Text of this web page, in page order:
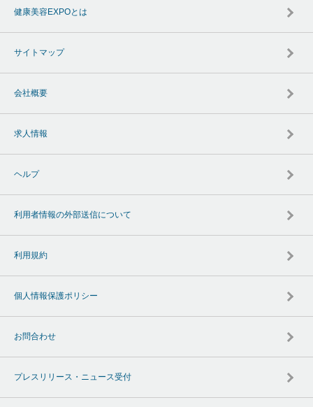
健康美容EXPOとは
サイトマップ
会社概要
求人情報
ヘルプ
利用者情報の外部送信について
利用規約
個人情報保護ポリシー
お問合わせ
プレスリリース・ニュース受付